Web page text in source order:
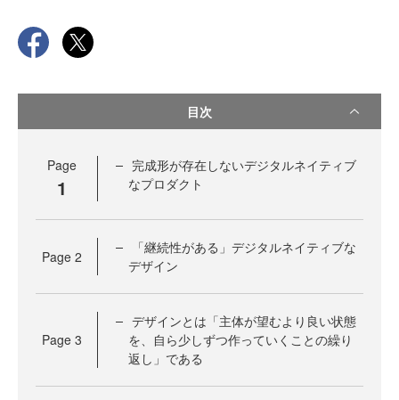
目次
Page
1
完成形が存在しないデジタルネイティブ
なプロダクト
Page 2
「継続性がある」デジタルネイティブな
デザイン
Page 3
デザインとは「主体が望むより良い状態
を、自ら少しずつ作っていくことの繰り
返し」である